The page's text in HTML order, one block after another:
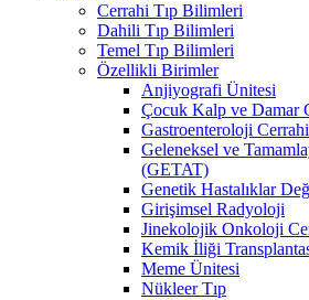
Cerrahi Tıp Bilimleri
Dahili Tıp Bilimleri
Temel Tıp Bilimleri
Özellikli Birimler
Anjiyografi Ünitesi
Çocuk Kalp ve Damar
Gastroenteroloji
Geleneksel ve
(GETAT)
Genetik Hastalıklar
Girişimsel Radyoloji
Jinekolojik Onkoloji
Kemik İliği
Meme Ünitesi
Nükleer Tıp